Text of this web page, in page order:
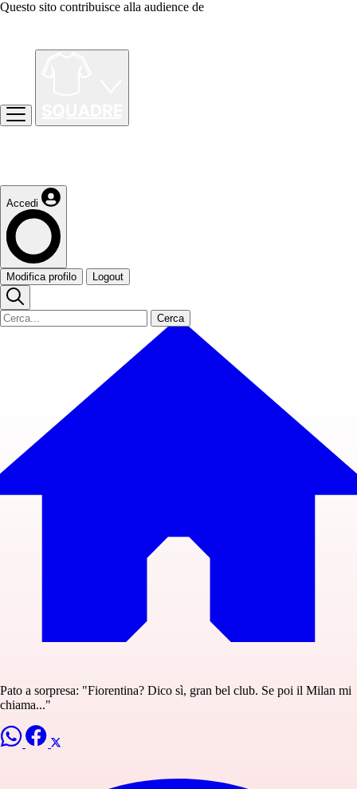
Questo sito contribuisce alla audience de
Accedi
Modifica profilo Logout
Cerca
Pato a sorpresa: "Fiorentina? Dico sì, gran bel club. Se poi il Milan mi
chiama..."